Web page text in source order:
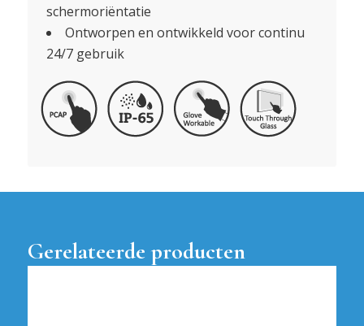
schermoriëntatie
Ontworpen en ontwikkeld voor continu
24/7 gebruik
Gerelateerde producten